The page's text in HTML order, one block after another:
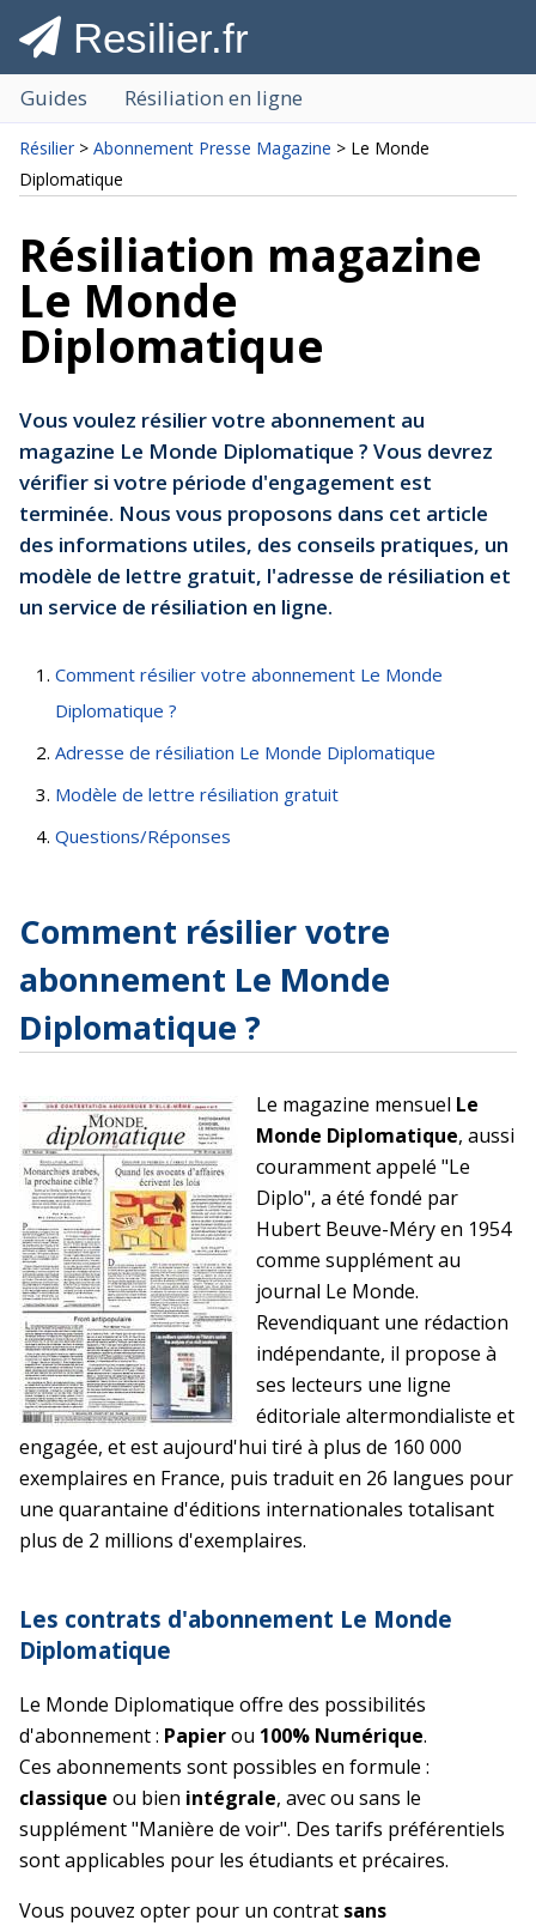
Resilier.fr
Guides Résiliation en ligne
Résilier > Abonnement Presse Magazine > Le Monde
Diplomatique
Résiliation magazine
Le Monde
Diplomatique
Vous voulez résilier votre abonnement au
magazine Le Monde Diplomatique ? Vous devrez
vérifier si votre période d'engagement est
terminée. Nous vous proposons dans cet article
des informations utiles, des conseils pratiques, un
modèle de lettre gratuit, l'adresse de résiliation et
un service de résiliation en ligne.
Comment résilier votre abonnement Le Monde
Diplomatique ?
Adresse de résiliation Le Monde Diplomatique
Modèle de lettre résiliation gratuit
Questions/Réponses
Comment résilier votre
abonnement Le Monde
Diplomatique ?
Le magazine mensuel Le
Monde Diplomatique, aussi
couramment appelé "Le
Diplo", a été fondé par
Hubert Beuve-Méry en 1954
comme supplément au
journal Le Monde.
Revendiquant une rédaction
indépendante, il propose à
ses lecteurs une ligne
éditoriale altermondialiste et
engagée, et est aujourd'hui tiré à plus de 160 000
exemplaires en France, puis traduit en 26 langues pour
une quarantaine d'éditions internationales totalisant
plus de 2 millions d'exemplaires.
Les contrats d'abonnement Le Monde
Diplomatique
Le Monde Diplomatique offre des possibilités
d'abonnement : Papierou 100% Numérique.
Ces abonnements sont possibles en formule :
classique ou bien intégrale, avec ou sans le
supplément "Manière de voir". Des tarifs préférentiels
sont applicables pour les étudiants et précaires.
Vous pouvez opter pour un contrat sans